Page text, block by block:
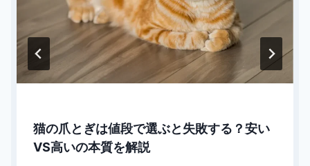
猫の爪とぎは値段で選ぶと失敗する？安い
VS高いの本質を解説